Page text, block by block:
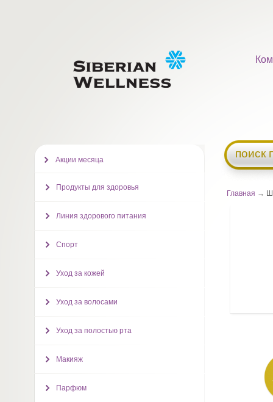
поиск
Главная →
Акции месяца
Продукты для здоровья
Линия здорового питания
Спорт
Уход за кожей
Уход за волосами
Уход за полостью рта
Макияж
Парфюм